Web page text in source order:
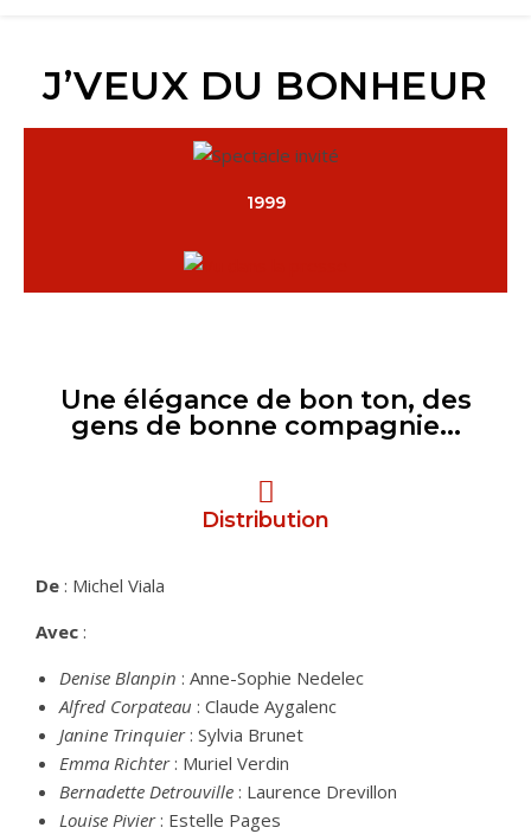
J’VEUX DU BONHEUR
1999
Une élégance de bon ton, des
gens de bonne compagnie...
Distribution
De : Michel Viala
Avec :
Denise Blanpin : Anne-Sophie Nedelec
Alfred Corpateau : Claude Aygalenc
Janine Trinquier: Sylvia Brunet
Emma Richter: Muriel Verdin
Bernadette Detrouville : Laurence Drevillon
Louise Pivier: Estelle Pages